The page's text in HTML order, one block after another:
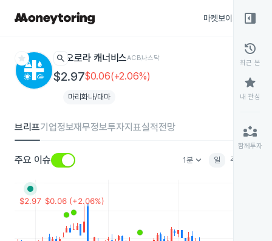
마켓보이스
star search 오로라 캐너비스ACB나스닥
$2.97$0.06(+2.06%)
마리화나/대마
브리프기업정보재무정보투자지표실적전망
주요 이슈 1분keyboard_arrow_down 일 주
right_panel_open
history
최근 본
star
내 관심
partner_exchange
함께투자